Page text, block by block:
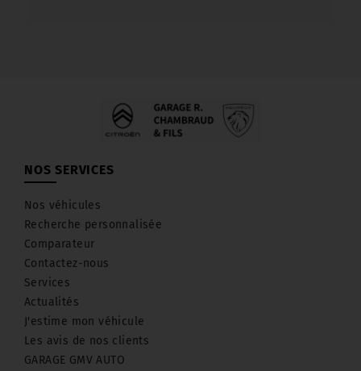
NOS SERVICES
Nos véhicules
Recherche personnalisée
Comparateur
Contactez-nous
Services
Actualités
J'estime mon véhicule
Les avis de nos clients
GARAGE GMV AUTO